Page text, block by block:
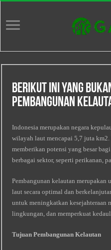
Berikut Ini Yang
Pembangunan
Indonesia merupakan negara
wilayah laut mencapai 5,7 juta
memberikan potensi yang besar
berbagai sektor, seperti perikanan,
Pembangunan kelautan merupakan
laut secara optimal dan
untuk meningkatkan kesejahteraan
lingkungan, dan memperkuat
Tujuan Pembangunan Kelautan